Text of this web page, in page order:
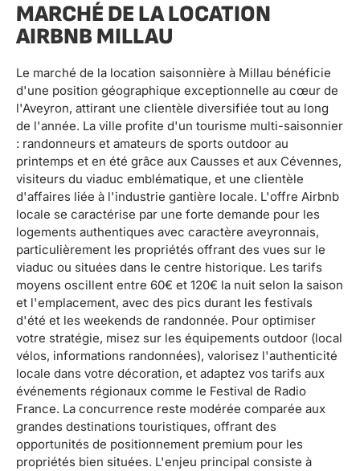
MARCHÉ DE LA LOCATION
AIRBNB MILLAU
Le marché de la location saisonnière à Millau bénéficie
d'une position géographique exceptionnelle au cœur de
l'Aveyron, attirant une clientèle diversifiée tout au long
de l'année. La ville profite d'un tourisme multi-saisonnier
: randonneurs et amateurs de sports outdoor au
printemps et en été grâce aux Causses et aux Cévennes,
visiteurs du viaduc emblématique, et une clientèle
d'affaires liée à l'industrie gantière locale. L'offre Airbnb
locale se caractérise par une forte demande pour les
logements authentiques avec caractère aveyronnais,
particulièrement les propriétés offrant des vues sur le
viaduc ou situées dans le centre historique. Les tarifs
moyens oscillent entre 60€ et 120€ la nuit selon la saison
et l'emplacement, avec des pics durant les festivals
d'été et les weekends de randonnée. Pour optimiser
votre stratégie, misez sur les équipements outdoor (local
vélos, informations randonnées), valorisez l'authenticité
locale dans votre décoration, et adaptez vos tarifs aux
événements régionaux comme le Festival de Radio
France. La concurrence reste modérée comparée aux
grandes destinations touristiques, offrant des
opportunités de positionnement premium pour les
propriétés bien situées. L'enjeu principal consiste à